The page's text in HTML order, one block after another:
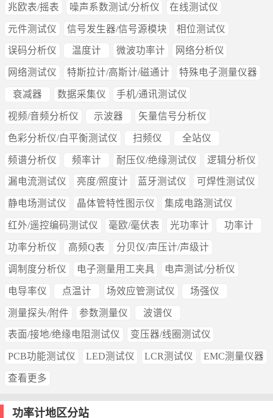
兆欧表/摇表 噪声系数测试/分析仪 在线测试仪
元件测试仪 信号发生器/信号源模块 相位测试仪
误码分析仪 温度计 微波功率计 网络分析仪
网络测试仪 特斯拉计/高斯计/磁通计 特殊电子测量仪器
衰减器 数据采集仪 手机/通讯测试仪
视频/音频分析仪 示波器 矢量信号分析仪
色彩分析仪/白平衡测试仪 扫频仪 全站仪
频谱分析仪 频率计 耐压仪/绝缘测试仪 逻辑分析仪
漏电流测试仪 亮度/照度计 蓝牙测试仪 可焊性测试仪
静电场测试仪 晶体管特性图示仪 集成电路测试仪
红外/遥控编码测试仪 毫欧/毫伏表 光功率计 功率计
功率分析仪 高频Q表 分贝仪/声压计/声级计
调制度分析仪 电子测量用工夹具 电声测试/分析仪
电导率仪 点温计 场效应管测试仪 场强仪
测量探头/附件 参数测量仪 波谱仪
表面/接地/绝缘电阻测试仪 变压器/线圈测试仪
PCB功能测试仪 LED测试仪 LCR测试仪 EMC测量仪器
查看更多
功率计地区分站